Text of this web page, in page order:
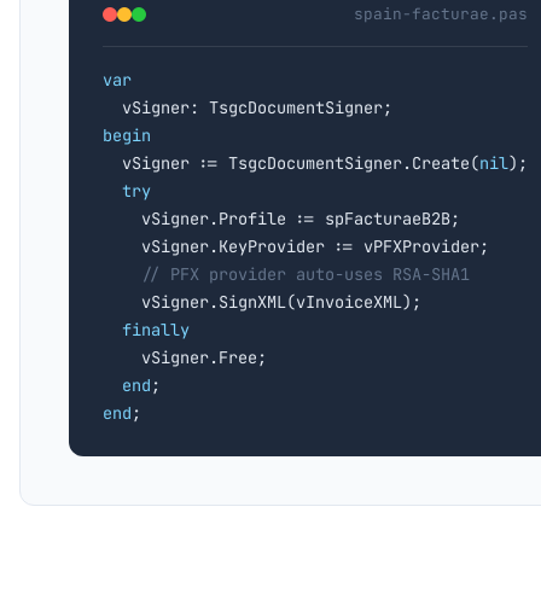
spain-facturae.pas
var
begin
vSigner := TsgcDocumentSigner.Create(nil);
try
    vSigner.Profile := spFacturaeB2B;
    vSigner.KeyProvider := vPFXProvider;
// PFX provider auto-uses RSA-SHA1
    vSigner.SignXML(vInvoiceXML);
finally
    vSigner.Free;
end
end ;